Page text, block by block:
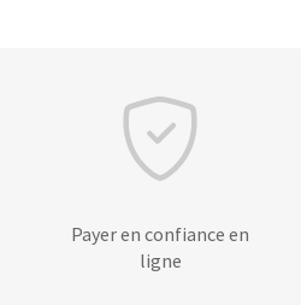
Payer en confiance en
ligne